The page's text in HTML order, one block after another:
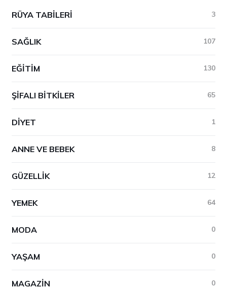
RÜYA TABILERI 3
SAĞLIK 107
EĞITIM 130
ŞIFALI BITKILER 65
DIYET 1
ANNE VE BEBEK 8
GÜZELLIK 12
YEMEK 64
MODA 0
YAŞAM 0
MAGAZIN 0